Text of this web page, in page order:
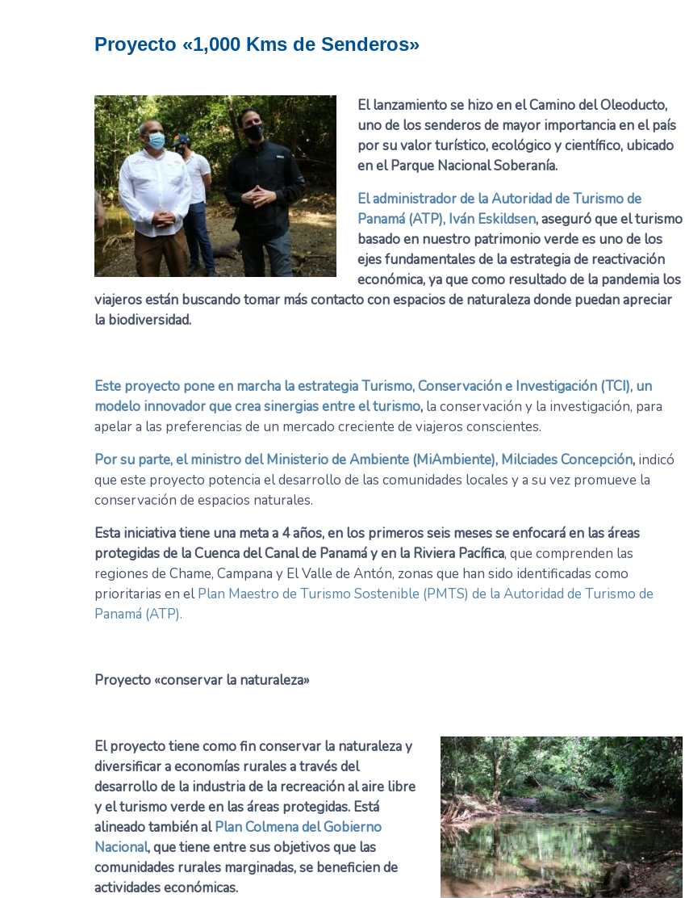
Proyecto «1,000 Kms de Senderos»
El lanzamiento se hizo en el Camino del Oleoducto,
uno de los senderos de mayor importancia en el país
por su valor turístico, ecológico y científico, ubicado
en el Parque Nacional Soberanía.
El administrador de la Autoridad de Turismo de
Panamá (ATP), Iván Eskildsen, aseguró que el turismo
basado en nuestro patrimonio verde es uno de los
ejes fundamentales de la estrategia de reactivación
económica, ya que como resultado de la pandemia los
viajeros están buscando tomar más contacto con espacios de naturaleza donde puedan apreciar
la biodiversidad.
Este proyecto pone en marcha la estrategia Turismo, Conservación e Investigación (TCI), un
modelo innovador que crea sinergias entre el turismo, la conservación y la investigación, para
apelar a las preferencias de un mercado creciente de viajeros conscientes.
Por su parte, el ministro del Ministerio de Ambiente (MiAmbiente), Milciades Concepción, indicó
que este proyecto potencia el desarrollo de las comunidades locales y a su vez promueve la
conservación de espacios naturales.
Esta iniciativa tiene una meta a 4 años, en los primeros seis meses se enfocará en las áreas
protegidas de la Cuenca del Canal de Panamá y en la Riviera Pacífica, que comprenden las
regiones de Chame, Campana y El Valle de Antón, zonas que han sido identificadas como
prioritarias en elPlan Maestro de Turismo Sostenible (PMTS) de la Autoridad de Turismo de
Panamá (ATP).
Proyecto «conservar la naturaleza»
El proyecto tiene como fin conservar la naturaleza y
diversificar a economías rurales a través del
desarrollo de la industria de la recreación al aire libre
y el turismo verde en las áreas protegidas. Está
alineado también alPlan Colmena del Gobierno
Nacional, que tiene entre sus objetivos que las
comunidades rurales marginadas, se beneficien de
actividades económicas.